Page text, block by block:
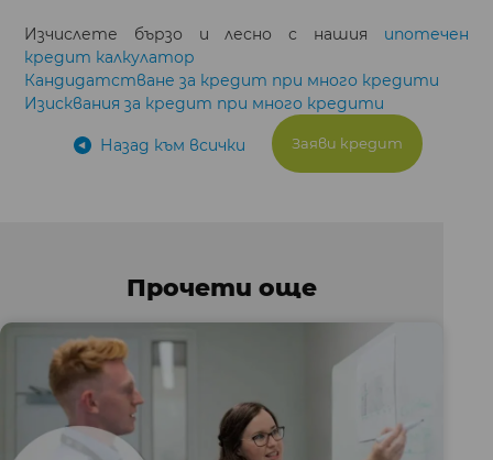
Изчислете бързо и лесно с нашия ипотечен
кредит калкулатор
Кандидатстване за кредит при много кредити
Изисквания за кредит при много кредити
Назад към всички
Заяви кредит
Прочети още